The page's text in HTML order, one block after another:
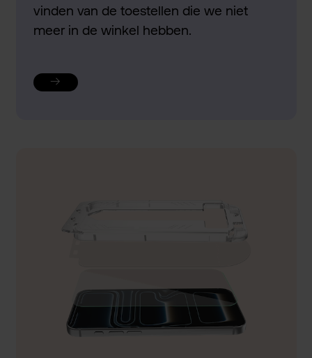
vinden van de toestellen die we niet
meer in de winkel hebben.